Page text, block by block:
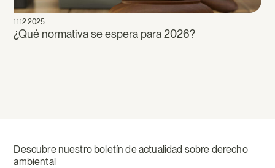
11.12.2025
¿Qué normativa se espera para 2026?
Descubre nuestro boletín de actualidad sobre derecho
ambiental